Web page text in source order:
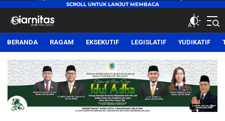
siarnitas
Jernih Menyiarkan
BERANDA RAGAM EKSEKUTIF LEGISLATIF YUDIKATIF